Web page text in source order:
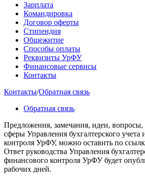
Зарплата
Командировка
Договор оферты
Стипендия
Общежитие
Способы оплаты
Реквизиты УрФУ
Финансовые сервисы
Контакты
Контакты/Обратная связь
Обратная связь
Предложения, замечания, идеи,
сферы Управления бухгалтерского учета
контроля УрФУ, можно оставить по
Ответ руководства Управления
финансового контроля УрФУ будет
рабочих дней.